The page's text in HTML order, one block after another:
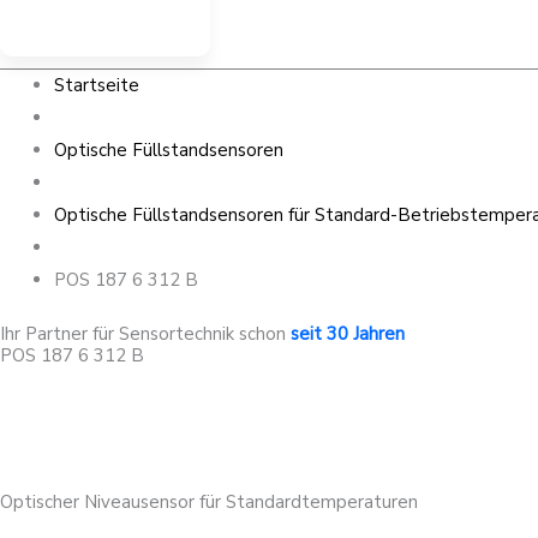
Startseite
Optische Füllstandsensoren
Optische Füllstandsensoren für Standard-
POS 187 6 312 B
Ihr Partner für Sensortechnik schon seit 30 Jahren
POS 187 6 312 B
Optischer Niveausensor für Standardtemperaturen